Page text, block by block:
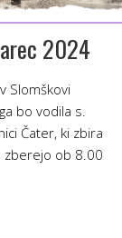
2024
Slomškovi
bo vodila s.
Čater, ki zbira
zberejo ob 8.00